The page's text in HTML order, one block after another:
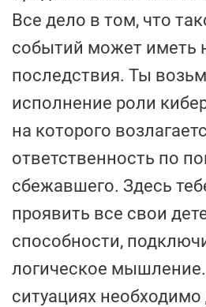
Все дело в том, что
событий может иметь
последствия. Ты
исполнение роли
на которого
ответственность по
сбежавшего. Здесь
проявить все свои
способности,
логическое
ситуациях